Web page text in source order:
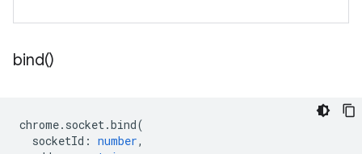
bind()
chrome. socket.bind(
socketId : number,